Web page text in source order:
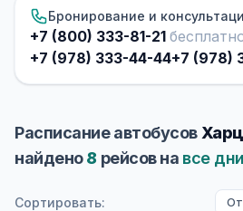
Бронирование и
+7 (800) 333-81-21
+7 (978) 333-44-44+7 (978)
Расписание автобусов
найдено8 рейсов на все дни
Сортировать: